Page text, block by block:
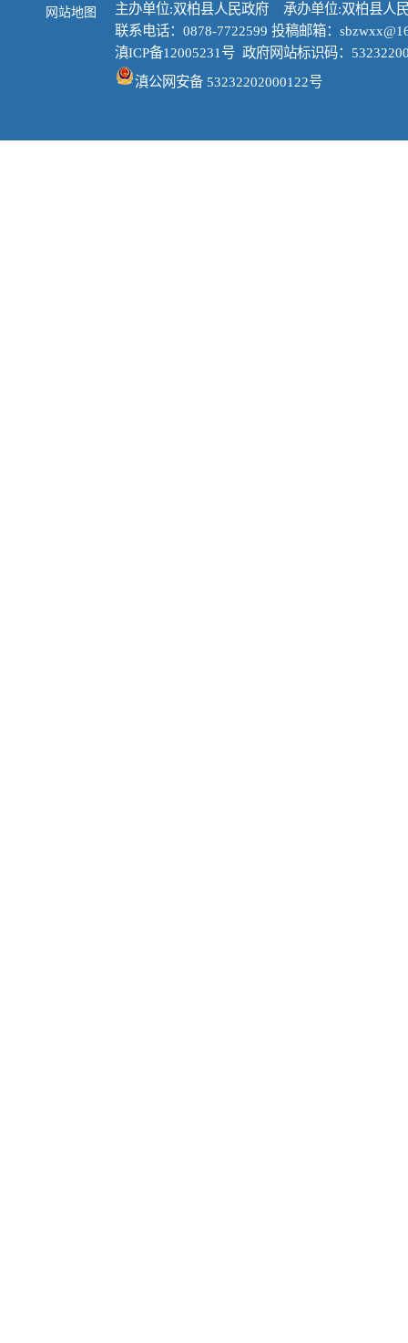
网站地图
主办单位:双柏县人民政府 承办单位:双柏县人
联系电话：0878-7722599 投稿邮箱：
滇ICP备12005231号 政府网站标识码：
滇公网安备 53232202000122号